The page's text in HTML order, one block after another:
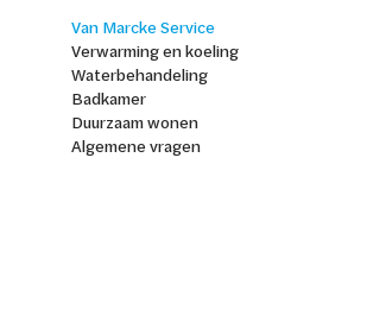
Verwarming
Koeling
Producten
Badkamers met richtprijs
Advies
Hernieuwbare energie
Ventilatie
Regenwaterrecuperatie
Waterontharders
Waterfilters
Van Marcke Service
Verwarming en koeling
Waterbehandeling
Badkamer
Duurzaam wonen
Algemene vragen